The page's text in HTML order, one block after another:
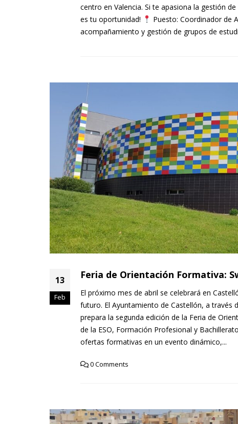
centro en Valencia. Si te apasiona la gestión
es tu oportunidad!
Puesto: Coordinador de
acompañamiento y gestión de grupos de
13
Feb
Feria de Orientación Formativa:
El próximo mes de abril se celebrará en
futuro. El Ayuntamiento de Castellón, a través
prepara la segunda edición de la Feria de
de la ESO, Formación Profesional y
ofertas formativas en un evento dinámico,...
0 Comments